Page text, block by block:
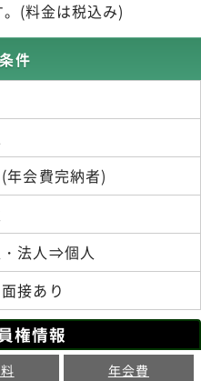
(料金は税込み)
件
年会費完納者)
法人⇒個人
接あり
権情報
年会費